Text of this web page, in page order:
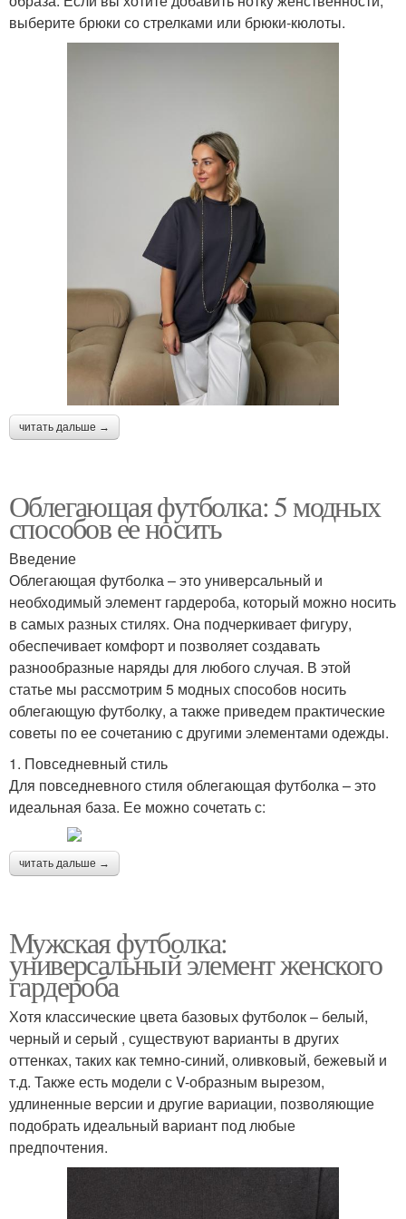
выберите брюки со стрелками или брюки-кюлоты.
читать дальше →
Облегающая футболка: 5 модных
способов ее носить
Введение
Облегающая футболка – это универсальный и
необходимый элемент гардероба, который можно носить
в самых разных стилях. Она подчеркивает фигуру,
обеспечивает комфорт и позволяет создавать
разнообразные наряды для любого случая. В этой
статье мы рассмотрим 5 модных способов носить
облегающую футболку, а также приведем практические
советы по ее сочетанию с другими элементами одежды.
1. Повседневный стиль
Для повседневного стиля облегающая футболка – это
идеальная база. Ее можно сочетать с:
читать дальше →
Мужская футболка:
универсальный элемент женского
гардероба
Хотя классические цвета базовых футболок – белый,
черный и серый , существуют варианты в других
оттенках, таких как темно-синий, оливковый, бежевый и
т.д. Также есть модели с V-образным вырезом,
удлиненные версии и другие вариации, позволяющие
подобрать идеальный вариант под любые
предпочтения.